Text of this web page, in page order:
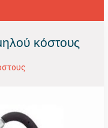
κόστους